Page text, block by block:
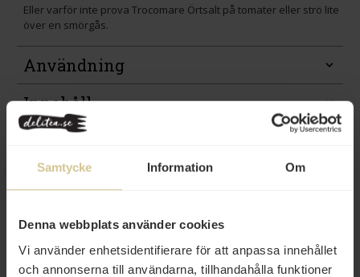
Samtycke Information Om
Denna webbplats använder cookies
Vi använder enhetsidentifierare för att anpassa innehållet
och annonserna till användarna, tillhandahålla funktioner
Eller varför inte prova Trocomare Örtsalt på tomater eller strö lite
över en smörgås.
Användning
Innehåll
Produktfakta
Prishistorik